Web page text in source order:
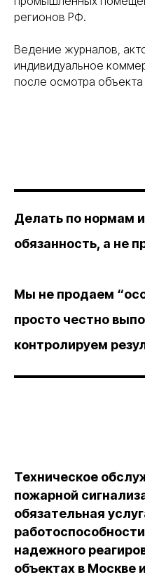
регионов РФ.
Ведение журналов,
индивидуальное
после осмотра объекта
Делать по нормам
обязанность, а не
Мы не продаем
просто честно
контролируем
Техническое
пожарной
обязательная
надежного
объектах в Москве